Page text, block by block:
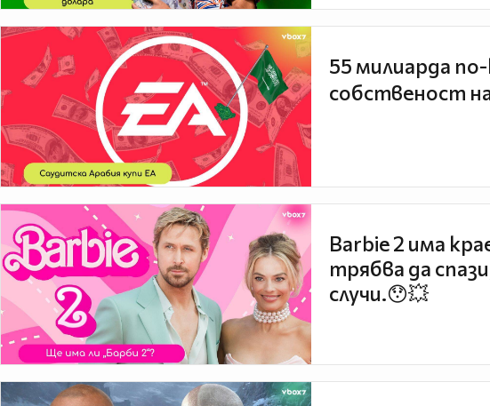
55 милиарда
собственост
Barbie 2 има
трябва да
случи.😯💥